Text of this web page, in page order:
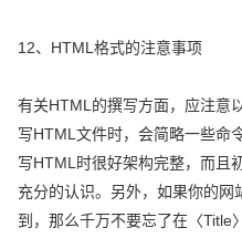
12、HTML格式的注意事项
有关HTML的撰写方面，应注意
写HTML文件时，会简略一些命
写HTML时很好架构完整，而且
充分的认识。另外，如果你的
到，那么千万不要忘了在〈Title